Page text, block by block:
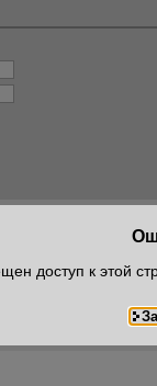
доступ к этой